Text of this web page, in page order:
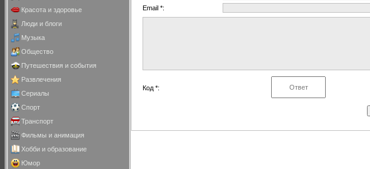
Красота и здоровье
Люди и блоги
Музыка
Общество
Путешествия и события
Развлечения
Сериалы
Спорт
Транспорт
Фильмы и анимация
Хобби и образование
Юмор
Email *:
Код *: